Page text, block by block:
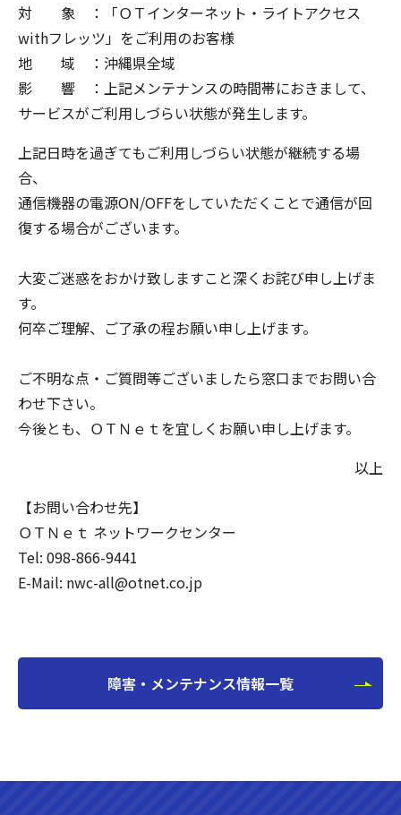
対 象 ：「ＯＴインターネット・ライトアクセス
withフレッツ」をご利用のお客様
地 域 ：沖縄県全域
影 響 ：上記メンテナンスの時間帯におきまして、
サービスがご利用しづらい状態が発生します。
上記日時を過ぎてもご利用しづらい状態が継続する場
合、
通信機器の電源ON/OFFをしていただくことで通信が回
復する場合がございます。
大変ご迷惑をおかけ致しますこと深くお詫び申し上げま
す。
何卒ご理解、ご了承の程お願い申し上げます。
ご不明な点・ご質問等ございましたら窓口までお問い合
わせ下さい。
今後とも、ＯＴＮｅｔを宜しくお願い申し上げます。
以上
【お問い合わせ先】
ＯＴＮｅｔ ネットワークセンター
Tel: 098-866-9441
E-Mail: nwc-all@otnet.co.jp
障害・メンテナンス情報一覧